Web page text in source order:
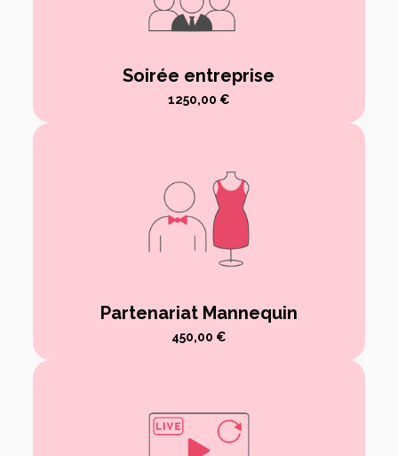
Soirée entreprise
1250,00 €
Partenariat Mannequin
450,00 €